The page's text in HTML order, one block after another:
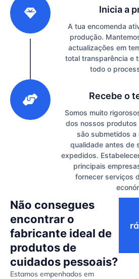
Inicia a
A tua encomenda
produção.
actualizações em
total transparência e
todo o
Recebe o
Somos muito
dos nossos
são submetidos a
qualidade antes de
expedidos.
principais
fornecer serviços
Não consegues
encontrar o
fabricante ideal de
produtos de
cuidados pessoais?
Estamos empenhados em